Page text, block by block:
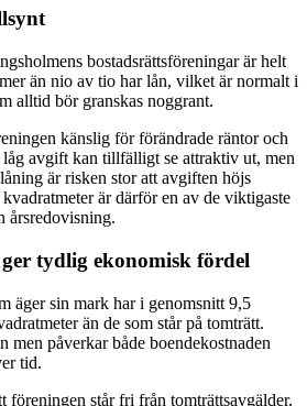
bostadsrättsföreningar är helt
än nio av tio har lån, vilket är normalt i
alltid bör granskas noggrant.
känslig för förändrade räntor och
avgift kan tillfälligt se attraktiv ut, men
är risken stor att avgiften höjs
är därför en av de viktigaste
årsredovisning.
tydlig ekonomisk fördel
äger sin mark har i genomsnitt 9,5
än de som står på tomträtt.
men påverkar både boendekostnaden
tid.
föreningen står fri från tomträttsavgälder,